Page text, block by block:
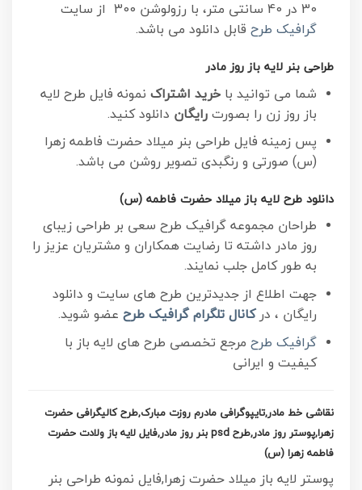
30 در 40 سانتی متر، با رزولوشن 300 از سایت
گرافیک طرحقابل دانلود می باشد.
طراحی بنر لایه باز روز مادر
شما می توانید با خرید اشتراکنمونه فایل طرح لایه
باز روز زن را بصورت رایگان دانلود کنید.
پس زمینه فایل طراحی بنر میلاد حضرت فاطمه زهرا
(س) صورتی و رنگبدی تصویر روشن می باشد.
دانلود طرح لایه باز میلاد حضرت فاطمه (س)
طراحان مجموعه گرافیک طرح سعی بر طراحی زیبای
روز مادر داشته تا رضایت همکاران و مشتریان عزیز را
به طور کامل جلب نمایند.
جهت اطلاع از جدیدترین طرح های سایت و دانلود
رایگان ، درکانال تلگرام گرافیک طرحعضو شوید.
گرافیک طرحمرجع تخصصی طرح های لایه باز با
کیفیت و ایرانی
نقاشی خط مادر,تایپوگرافی مادرم روزت مبارک,طرح کالیگرافی حضرت
زهرا,پوستر روز مادر,طرح psd بنر روز مادر,فایل لایه باز ولادت حضرت
فاطمه زهرا (س)
پوستر لایه باز میلاد حضرت زهرا,فایل نمونه طراحی بنر